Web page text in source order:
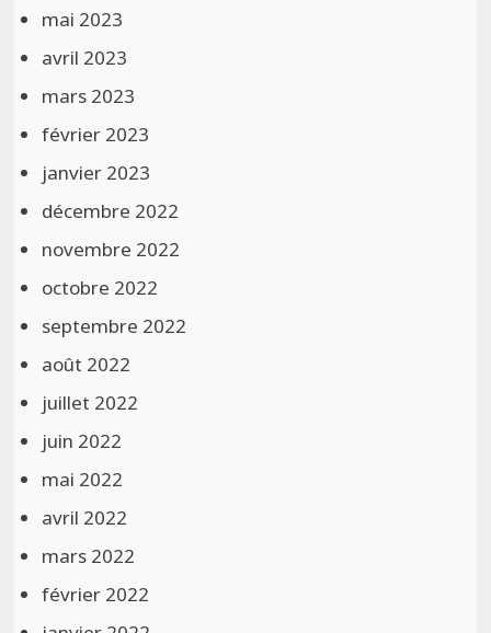
mai 2023
avril 2023
mars 2023
février 2023
janvier 2023
décembre 2022
novembre 2022
octobre 2022
septembre 2022
août 2022
juillet 2022
juin 2022
mai 2022
avril 2022
mars 2022
février 2022